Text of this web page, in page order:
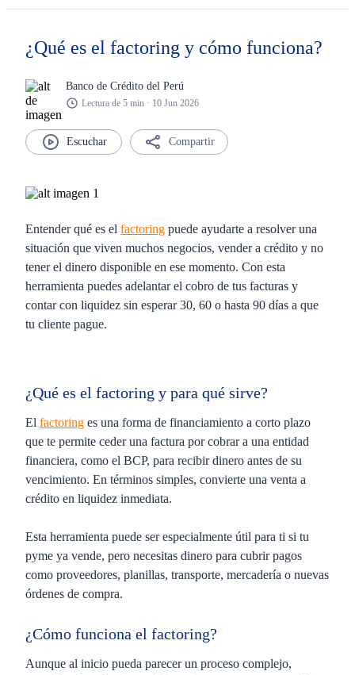
¿Qué es el factoring y cómo funciona?
Banco de Crédito del Perú
Lectura de 5 min · 10 Jun 2026
Compartir
Entender qué es el factoring puede ayudarte a resolver una
situación que viven muchos negocios, vender a crédito y no
tener el dinero disponible en ese momento. Con esta
herramienta puedes adelantar el cobro de tus facturas y
contar con liquidez sin esperar 30, 60 o hasta 90 días a que
tu cliente pague.
¿Qué es el factoring y para qué sirve?
El factoring es una forma de financiamiento a corto plazo
que te permite ceder una factura por cobrar a una entidad
financiera, como el BCP, para recibir dinero antes de su
vencimiento. En términos simples, convierte una venta a
crédito en liquidez inmediata.
Esta herramienta puede ser especialmente útil para ti si tu
pyme ya vende, pero necesitas dinero para cubrir pagos
como proveedores, planillas, transporte, mercadería o nuevas
órdenes de compra.
¿Cómo funciona el factoring?
Aunque al inicio pueda parecer un proceso complejo,